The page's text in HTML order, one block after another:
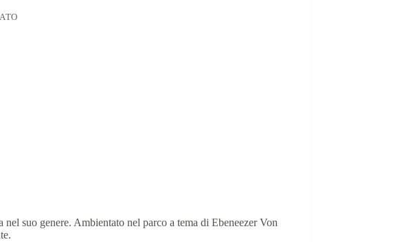
nel suo genere. Ambientato nel parco a tema di Ebeneezer Von